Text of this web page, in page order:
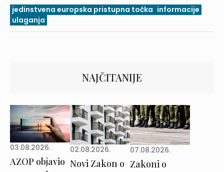
jedinstvena europska pristupna točka informacije
ulaganja
NAJČITANIJE
03.08.2026.
AZOP objavio
02.08.2026.
Novi Zakon o
07.08.2026.
Zakoni o